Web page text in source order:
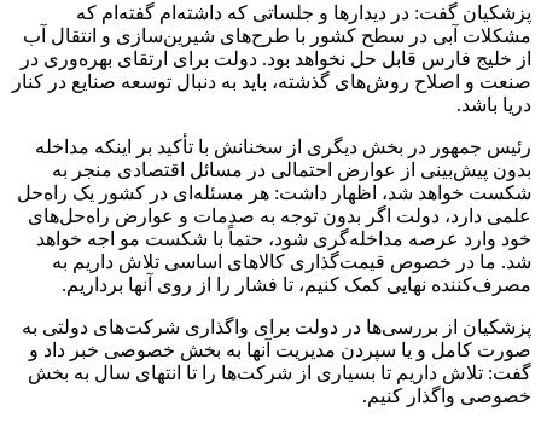
پزشکیان گفت: در دیدارها و جلساتی که داشته‌ام گفته‌ام که
مشکلات آبی در سطح کشور با طرح‌های شیرین‌سازی و انتقال آب
از خلیج فارس قابل حل نخواهد بود. دولت برای ارتقای بهره‌وری در
صنعت و اصلاح روش‌های گذشته، باید به دنبال توسعه صنایع در کنار
دریا باشد.
رئیس جمهور در بخش دیگری از سخنانش با تأکید بر اینکه مداخله
بدون پیش‌بینی از عوارض احتمالی در مسائل اقتصادی منجر به
شکست خواهد شد، اظهار داشت: هر مسئله‌ای در کشور یک راه‌حل
علمی دارد، دولت اگر بدون توجه به صدمات و عوارض راه‌حل‌های
خود وارد عرصه مداخله‌گری شود، حتماً با شکست مو اجه خواهد
شد. ما در خصوص قیمت‌گذاری کالاهای اساسی تلاش داریم به
مصرف‌کننده نهایی کمک کنیم، تا فشار را از روی آنها برداریم.
پزشکیان از بررسی‌ها در دولت برای واگذاری شرکت‌های دولتی به
صورت کامل و یا سپردن مدیریت آنها به بخش خصوصی خبر داد و
گفت: تلاش داریم تا بسیاری از شرکت‌ها را تا انتهای سال به بخش
خصوصی واگذار کنیم.